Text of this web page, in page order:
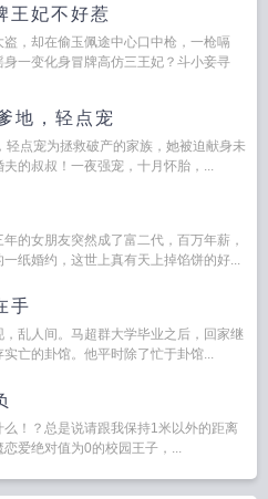
王妃不好惹
，却在偷玉佩途中心口中枪，一枪嗝
一变化身冒牌高仿三王妃？斗小妾寻
地，轻点宠
轻点宠为拯救破产的家族，她被迫献身未
的叔叔！一夜强宠，十月怀胎，...
的女朋友突然成了富二代，百万年薪，
纸婚约，这世上真有天上掉馅饼的好...
手
乱人间。马超群大学毕业之后，回家继
亡的卦馆。他平时除了忙于卦馆...
！？总是说请跟我保持1米以外的距离
爱绝对值为0的校园王子，...